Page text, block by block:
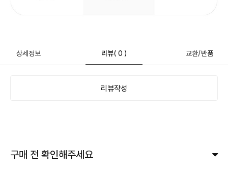
상세정보 리뷰( 0 ) 교환/반품
리뷰작성
구매 전 확인해주세요